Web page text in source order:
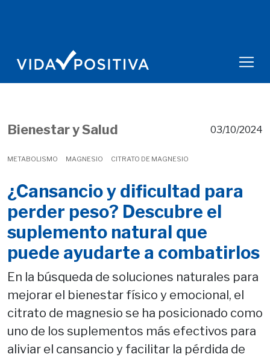
Bienestar y Salud
METABOLISMO MAGNESIO CITRATO DE MAGNESIO
03/10/2024
¿Cansancio y dificultad para
perder peso? Descubre el
suplemento natural que
puede ayudarte a combatirlos
En la búsqueda de soluciones naturales para
mejorar el bienestar físico y emocional, el
citrato de magnesio se ha posicionado como
uno de los suplementos más efectivos para
aliviar el cansancio y facilitar la pérdida de